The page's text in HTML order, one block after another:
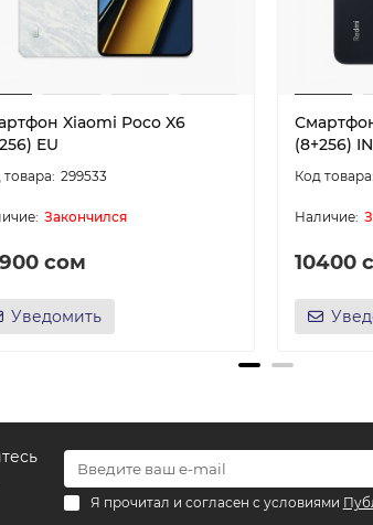
Xiaomi Poco X6
EU
299533
Закончился
сом
Уведомить
(8+256)
10400
Я прочитал и согласен с условиями